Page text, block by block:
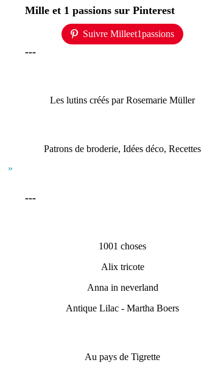
Mille et 1 passions sur Pinterest
Suivre Milleet1passions
---
Les lutins créés par Rosemarie Müller
Patrons de broderie, Idées déco, Recettes
---
1001 choses
Alix tricote
Anna in neverland
Antique Lilac - Martha Boers
Au pays de Tigrette